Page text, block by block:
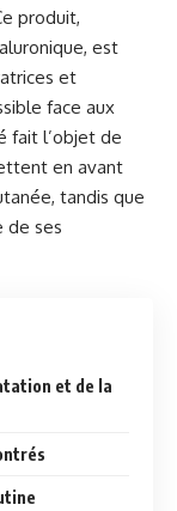
produit,
est
et
face aux
fait l’objet de
en avant
tandis que
de ses
et de la